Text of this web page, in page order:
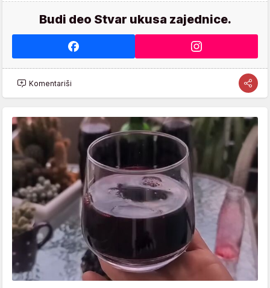
Budi deo Stvar ukusa zajednice.
Komentariši